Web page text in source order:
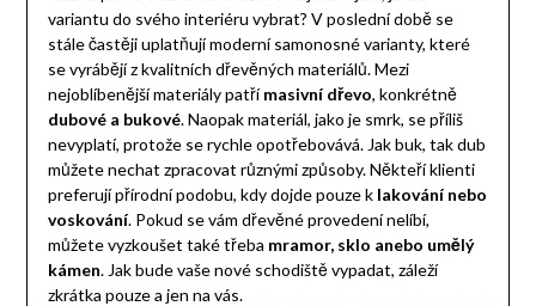
variantu do svého interiéru vybrat? V poslední době se
stále častěji uplatňují moderní samonosné varianty, které
se vyrábějí z kvalitních dřevěných materiálů. Mezi
nejoblíbenější materiály patřímasivní dřevo, konkrétně
dubové a bukové. Naopak materiál, jako je smrk, se příliš
nevyplatí, protože se rychle opotřebovává. Jak buk, tak dub
můžete nechat zpracovat různými způsoby. Někteří klienti
preferují přírodní podobu, kdy dojde pouze k lakování nebo
voskování. Pokud se vám dřevěné provedení nelíbí,
můžete vyzkoušet také třeba mramor, sklo anebo umělý
kámen. Jak bude vaše nové schodiště vypadat, záleží
zkrátka pouze a jen na vás.